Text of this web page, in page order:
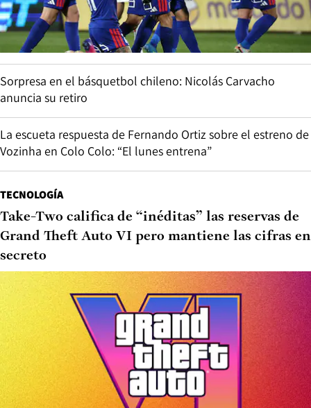
Sorpresa en el básquetbol chileno: Nicolás Carvacho
anuncia su retiro
La escueta respuesta de Fernando Ortiz sobre el estreno de
Vozinha en Colo Colo: “El lunes entrena”
TECNOLOGÍA
Take-Two califica de “inéditas” las reservas de
Grand Theft Auto VI pero mantiene las cifras en
secreto